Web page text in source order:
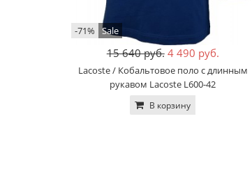
-71% Sale
15 640 руб. 4 490 руб.
Lacoste / Кобальтовое поло с длинным
рукавом Lacoste L600-42
В корзину